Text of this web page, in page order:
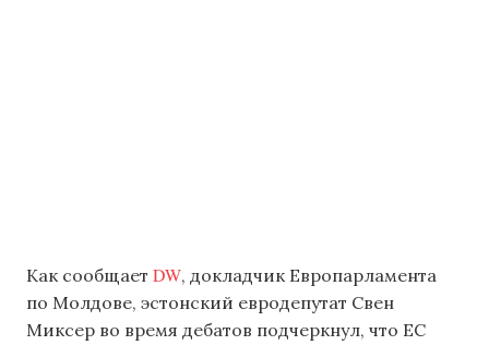
Как сообщает DW, докладчик Европарламента
по Молдове, эстонский евродепутат Свен
Миксер во время дебатов подчеркнул, что ЕС